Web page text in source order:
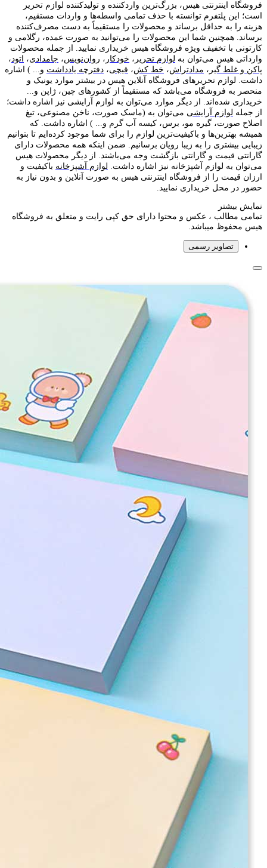
فروشگاه اینترنتی هیس، بزرگ‌ترین وارد‌کننده و تولید‌کننده لوازم تحریر
است؛ این پلتفرم توانسته با حذف تمامی واسطه‌ها و واردات مستقیم،
هزینه را به حداقل برساند و محصولات را مستقیماً به دست مصرف‌کننده
برساند. همچنین شما این محصولات را می‌توانید به صورت عمده، رگلامی و
کارتونی با تخفیف ویژه فروشگاه هیس خریداری نمایید. از جمله محصولات
وارداتی هیس می‌توان به لوازم تحریر ، خودکار ، روان‌نویس، جامدادی، اتود،
پاکن و غلط گیر ، مدادتراش، خط کش، قیچی، دفترچه یادداشت و... ) اشاره
داشت. لوازم تحریر‌های فروشگاه آنلاین هیس در بیشتر موارد یونیک و
منحصر به فروشگاه می‌باشد که مستقیماً از کشور‌های چین، ژاپن و...
خریداری شده‌اند. از دیگر موارد می‌توان به لوازم آرایشی نیز اشاره داشت؛
از جمله لوازم آرایشی می‌توان به (ماسک صورت، ناخن مصنوعی، تیغ
اصلاح صورت، گیره مو، برس، کیسه آب گرم و... ) اشاره داشت. که
همیشه بهترین‌ها و باکیفیت‌ترین لوازم را برای شما موجود کرده‌ایم تا بتوانیم
زیبایی بیشتری را به زیبا رویان برسانیم. ضمن اینکه همه محصولات دارای
گارانتی قیمت و گارانتی بازگشت وجه می‌باشند. از دیگر محصولات هیس
می‌توان به لوازم آشپزخانه نیز اشاره داشت. لوازم آشپزخانه باکیفیت و
ارزان قیمت را از فروشگاه اینترنتی هیس به صورت آنلاین و بدون نیاز به
حضور در محل خریداری نمایید.
نمایش بیشتر
تمامی مطالب ، عکس و محتوا دارای حق کپی رایت و متعلق به فروشگاه
هیس محفوظ میباشد.
تصاویر رسمی